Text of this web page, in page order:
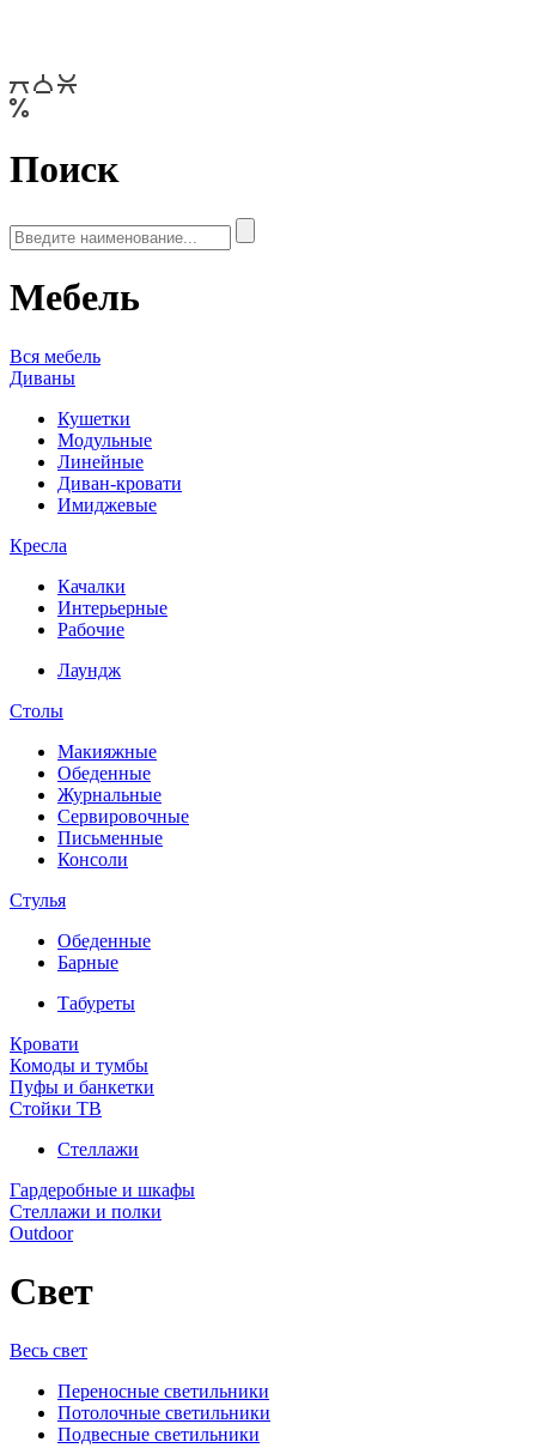
Поиск
Мебель
Вся мебель
Диваны
Кушетки
Модульные
Линейные
Диван-кровати
Имиджевые
Кресла
Качалки
Интерьерные
Рабочие
Лаундж
Столы
Макияжные
Обеденные
Журнальные
Сервировочные
Письменные
Консоли
Стулья
Обеденные
Барные
Табуреты
Кровати
Комоды и тумбы
Пуфы и банкетки
Стойки ТВ
Стеллажи
Гардеробные и шкафы
Стеллажи и полки
Outdoor
Свет
Весь свет
Переносные светильники
Потолочные светильники
Подвесные светильники